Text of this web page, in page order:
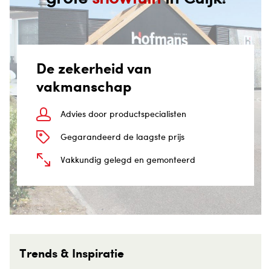
De zekerheid van
vakmanschap
Advies door productspecialisten
Gegarandeerd de laagste prijs
Vakkundig gelegd en gemonteerd
Trends & Inspiratie